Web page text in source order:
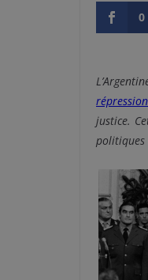
0
justice.
politiques